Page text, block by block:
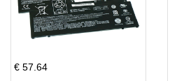
€ 57.64